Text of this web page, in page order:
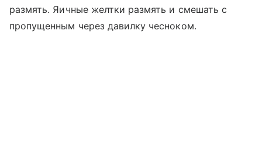
размять. Яичные желтки размять и смешать с
пропущенным через давилку чесноком.